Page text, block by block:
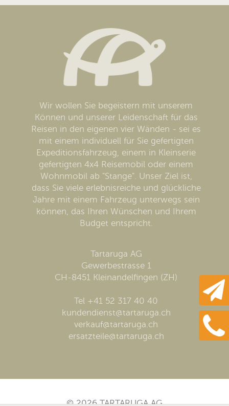
Wir wollen Sie begeistern mit unserem
Können und unserer Leidenschaft für das
Reisen in den eigenen vier Wänden - sei es
mit einem individuell für Sie gefertigten
Expeditionsfahrzeug, einem in Kleinserie
gefertigten 4x4 Reisemobil oder einem
Wohnmobil ab "Stange". Unser Ziel ist,
dass Sie viele erlebnisreiche und glückliche
Jahre mit einem Fahrzeug unterwegs sein
können, das Ihren Wünschen und Ihrem
Budget entspricht.
Tartaruga AG
Gewerbestrasse 1
CH-8451 Kleinandelfingen (ZH)
Tel +41 52 317 40 40
kundendienst@tartaruga.ch
verkauf@tartaruga.ch
ersatzteile@tartaruga.ch
© 2026 TARTARUGA AG